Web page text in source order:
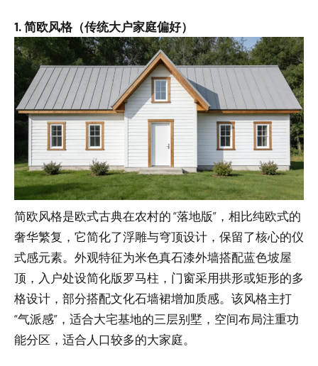
1. 简欧风格（传统大户家庭偏好）
简欧风格是欧式古典在农村的 “落地版”，相比纯欧式的
奢华繁复，它简化了浮雕与穹顶设计，保留了核心的仪
式感元素。外观特征为米色真石漆外墙搭配蓝色坡屋
顶，入户处设简化版罗马柱，门窗采用拱形或矩形的多
格设计，部分搭配文化石墙裙增加质感。该风格主打
“气派感”，适合大宅基地的三层别墅，空间布局注重功
能分区，适合人口较多的大家庭。